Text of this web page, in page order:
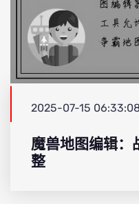
2025-07-15
魔兽地图编辑：
整